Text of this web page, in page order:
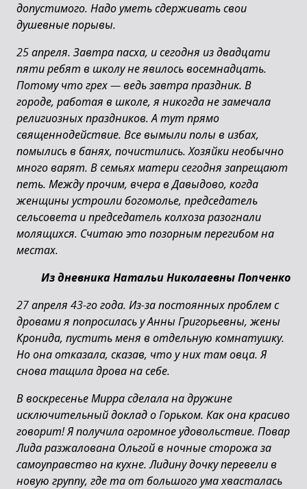
допустимого. Надо уметь сдерживать свои
душевные порывы.
25 апреля. Завтра пасха, и сегодня из двадцати
пяти ребят в школу не явилось восемнадцать.
Потому что грех—ведь завтра праздник. В
городе, работая в школе, я никогда не замечала
религиозных праздников. А тут прямо
священнодействие. Все вымыли полы в избах,
помылись в банях, почистились. Хозяйки необычно
много варят. В семьях матери сегодня запрещают
петь. Между прочим, вчера в Давыдово, когда
женщины устроили богомолье, председатель
сельсовета и председатель колхоза разогнали
молящихся. Считаю это позорным перегибом на
местах.
Из дневника Натальи Николаевны Попченко
27 апреля 43-го года. Из-за постоянных проблем с
дровами я попросилась у Анны Григорьевны, жены
Кронида, пустить меня в отдельную комнатушку.
Но она отказала, сказав, что у них там овца. Я
снова тащила дрова на себе.
В воскресенье Мирра сделала на дружине
исключительный доклад о Горьком. Как она красиво
говорит! Я получила огромное удовольствие. Повар
Лида разжалована Ольгой в ночные сторожа за
самоуправство на кухне. Лидину дочку перевели в
новую группу, где та от большого ума хвасталась